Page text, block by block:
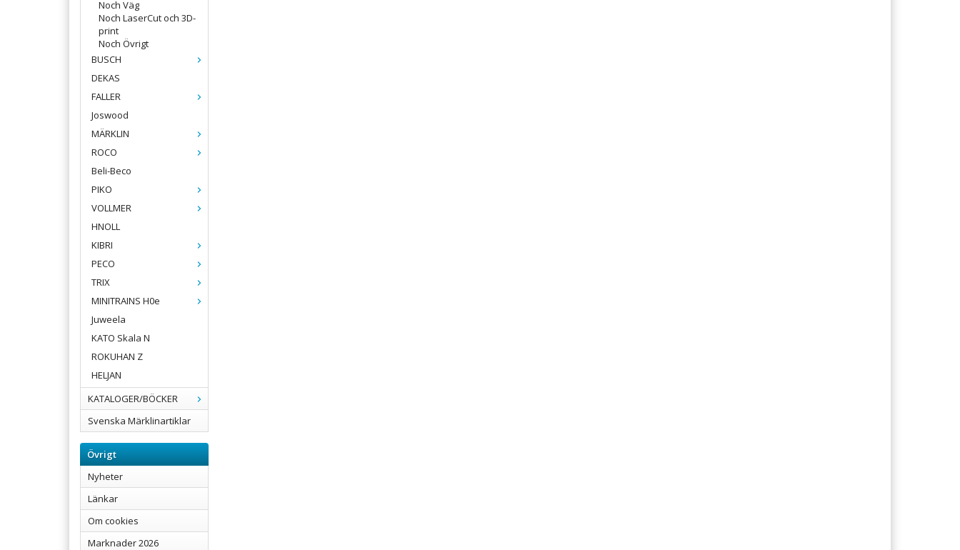
Noch Väg
Noch LaserCut och 3D-
print
Noch Övrigt
BUSCH
DEKAS
FALLER
Joswood
MÄRKLIN
ROCO
Beli-Beco
PIKO
VOLLMER
HNOLL
KIBRI
PECO
TRIX
MINITRAINS H0e
Juweela
KATO Skala N
ROKUHAN Z
HELJAN
KATALOGER/BÖCKER
Svenska Märklinartiklar
Övrigt
Nyheter
Länkar
Om cookies
Marknader 2026